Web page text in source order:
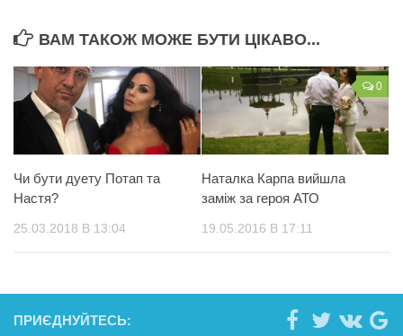
ВАМ ТАКОЖ МОЖЕ БУТИ ЦІКАВО...
Чи бути дуету Потап та
Настя?
25.03.2018 В 13:04
0
Наталка Карпа вийшла
заміж за героя АТО
19.05.2016 В 17:11
ПРИЄДНУЙТЕСЬ: